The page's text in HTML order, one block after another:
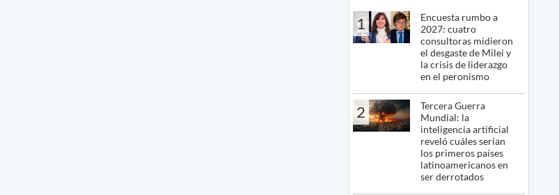
1
Encuesta rumbo a
2027: cuatro
consultoras midieron
el desgaste de Milei y
la crisis de liderazgo
en el peronismo
2
Tercera Guerra
Mundial: la
inteligencia artificial
reveló cuáles serían
los primeros países
latinoamericanos en
ser derrotados